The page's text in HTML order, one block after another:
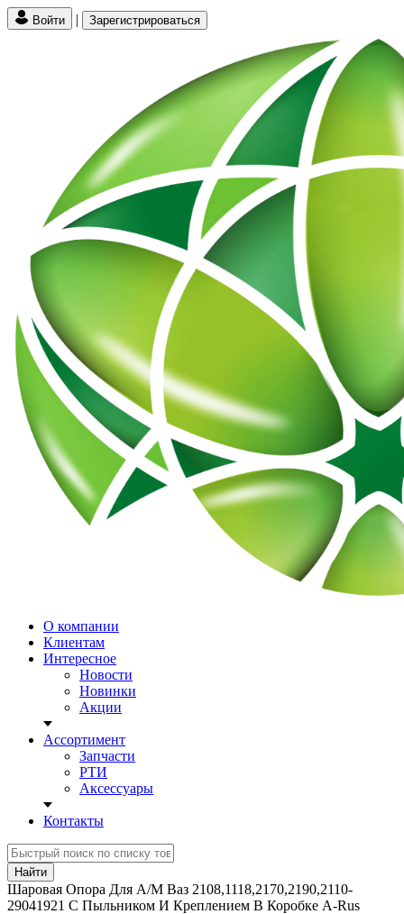
Войти | Зарегистрироваться
О компании
Клиентам
Интересное
Новости
Новинки
Акции
Ассортимент
Запчасти
РТИ
Аксессуары
Контакты
Найти
Шаровая Опора Для А/М Ваз 2108,1118,2170,2190,2110-
29041921 С Пыльником И Креплением В Коробке A-Rus